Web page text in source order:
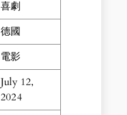
喜劇
德國
電影
July 12,
2024